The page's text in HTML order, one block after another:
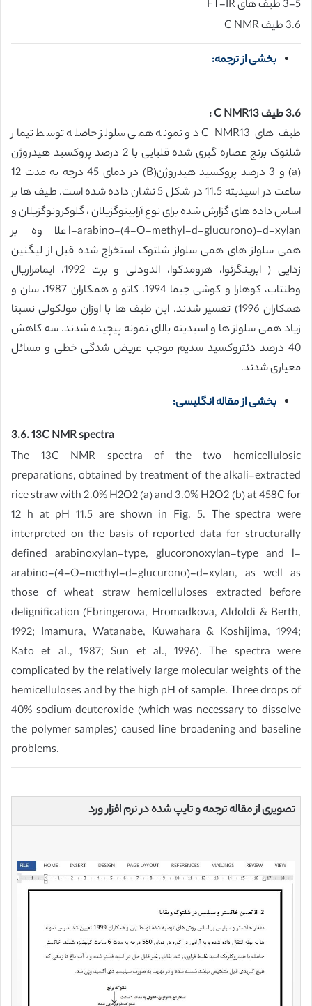
3-5 طیف های FT-IR
3.6 طیف C NMR
بخشی از ترجمه:
3.6 طیف C NMR13 :
طیف های C NMR13 دو نمونه همی سلولز حاصله توسط تیمار
شلتوک برنج عصاره گیری شده قلیایی با 2 درصد پروکسید هیدروژن
(a) و 3 درصد پروکسید هیدروژن(B) در دمای 45 درجه به مدت 12
ساعت در اسیدیته 11.5 در شکل 5 نشان داده شده است. طیف ها بر
اساس داده های گزارش شده برای نوع آرابینوگزیلان ، گلوکرونوگزیلان و
l-arabino-(4-O-methyl-d-glucurono)-d-xylan علاوه بر
همی سلولز های همی سلولز شلتوک استخراج شده قبل از لیگنین
زدایی ( ابرینگرئوا، هرومدکوا، الدودلی و برت 1992، ایمامراريال
وطنتاب، کوهارا و کوشی جیما 1994، کاتو و همکاران 1987، سان و
همکاران 1996) تفسیر شدند. این طیف ها با اوزان مولکولی نسبتا
زیاد همی سلولز ها و اسیدیته بالای نمونه پیچیده شدند. سه کاهش
40 درصد دئتروکسید سدیم موجب عریض شدگی خطی و مسائل
معیاری شدند.
بخشی از مقاله انگلیسی:
3.6. 13C NMR spectra
The 13C NMR spectra of the two hemicellulosic
preparations, obtained by treatment of the alkali-extracted
rice straw with 2.0% H2O2 (a) and 3.0% H2O2 (b) at 458C for
12 h at pH 11.5 are shown in Fig. 5. The spectra were
interpreted on the basis of reported data for structurally
defined arabinoxylan-type, glucoronoxylan-type and l-
arabino-(4-O-methyl-d-glucurono)-d-xylan, as well as
those of wheat straw hemicelluloses extracted before
delignification (Ebringerova, Hromadkova, Aldoldi & Berth,
1992; Imamura, Watanabe, Kuwahara & Koshijima, 1994;
Kato et al., 1987; Sun et al., 1996). The spectra were
complicated by the relatively large molecular weights of the
hemicelluloses and by the high pH of sample. Three drops of
40% sodium deuteroxide (which was necessary to dissolve
the polymer samples) caused line broadening and baseline
problems.
تصویری از مقاله ترجمه و تایپ شده در نرم افزار ورد